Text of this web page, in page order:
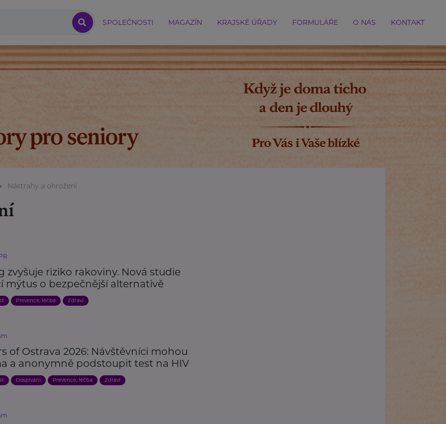
SPOLEČNOSTI MAGAZÍN KRAJSKÉ ÚŘADY FORMULÁŘE O NÁS KONTAKT
Nástrahy a ohrožení
zvyšuje riziko rakoviny. Nová studie
mýtus o bezpečnější alternativě
Prevence, léčba Zdraví
of Ostrava 2026: Návštěvníci mohou
a anonymně podstoupit test na HIV
Dospívání Prevence, léčba Zdraví